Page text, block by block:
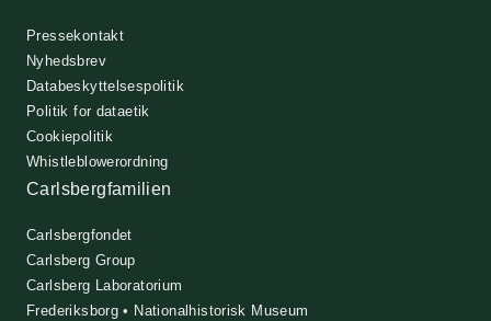
Pressekontakt
Nyhedsbrev
Databeskyttelsespolitik
Politik for dataetik
Cookiepolitik
Whistleblowerordning
Carlsbergfamilien
Carlsbergfondet
Carlsberg Group
Carlsberg Laboratorium
Frederiksborg • Nationalhistorisk Museum